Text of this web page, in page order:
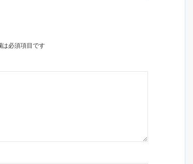
必須項目です